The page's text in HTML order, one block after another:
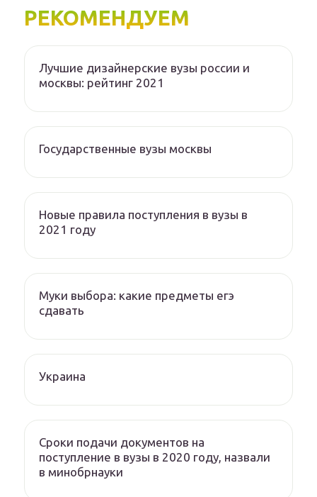
РЕКОМЕНДУЕМ
Лучшие дизайнерские вузы россии и
москвы: рейтинг 2021
Государственные вузы москвы
Новые правила поступления в вузы в
2021 году
Муки выбора: какие предметы егэ
сдавать
Украина
Сроки подачи документов на
поступление в вузы в 2020 году, назвали
в минобрнауки